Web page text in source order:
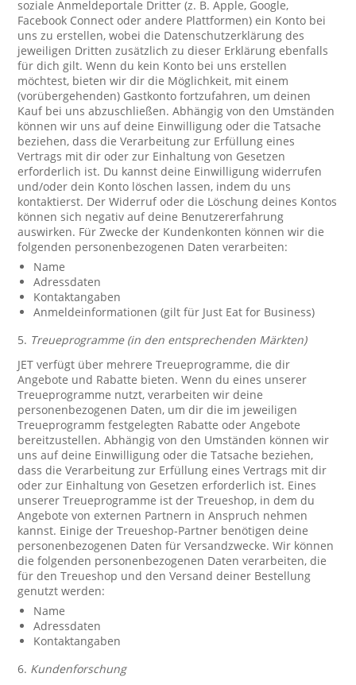
soziale Anmeldeportale Dritter (z. B. Apple, Google,
Facebook Connect oder andere Plattformen) ein Konto bei
uns zu erstellen, wobei die Datenschutzerklärung des
jeweiligen Dritten zusätzlich zu dieser Erklärung ebenfalls
für dich gilt. Wenn du kein Konto bei uns erstellen
möchtest, bieten wir dir die Möglichkeit, mit einem
(vorübergehenden) Gastkonto fortzufahren, um deinen
Kauf bei uns abzuschließen. Abhängig von den Umständen
können wir uns auf deine Einwilligung oder die Tatsache
beziehen, dass die Verarbeitung zur Erfüllung eines
Vertrags mit dir oder zur Einhaltung von Gesetzen
erforderlich ist. Du kannst deine Einwilligung widerrufen
und/oder dein Konto löschen lassen, indem du uns
kontaktierst. Der Widerruf oder die Löschung deines Kontos
können sich negativ auf deine Benutzererfahrung
auswirken. Für Zwecke der Kundenkonten können wir die
folgenden personenbezogenen Daten verarbeiten:
Name
Adressdaten
Kontaktangaben
Anmeldeinformationen (gilt für Just Eat for Business)
5. Treueprogramme (in den entsprechenden Märkten)
JET verfügt über mehrere Treueprogramme, die dir
Angebote und Rabatte bieten. Wenn du eines unserer
Treueprogramme nutzt, verarbeiten wir deine
personenbezogenen Daten, um dir die im jeweiligen
Treueprogramm festgelegten Rabatte oder Angebote
bereitzustellen. Abhängig von den Umständen können wir
uns auf deine Einwilligung oder die Tatsache beziehen,
dass die Verarbeitung zur Erfüllung eines Vertrags mit dir
oder zur Einhaltung von Gesetzen erforderlich ist. Eines
unserer Treueprogramme ist der Treueshop, in dem du
Angebote von externen Partnern in Anspruch nehmen
kannst. Einige der Treueshop-Partner benötigen deine
personenbezogenen Daten für Versandzwecke. Wir können
die folgenden personenbezogenen Daten verarbeiten, die
für den Treueshop und den Versand deiner Bestellung
genutzt werden:
Name
Adressdaten
Kontaktangaben
6. Kundenforschung